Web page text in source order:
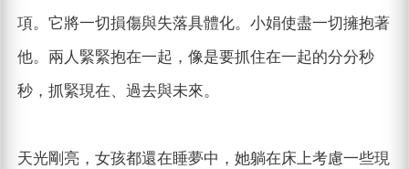
項。它將一切損傷與失落具體化。小娟使盡一切擁抱著
他。兩人緊緊抱在一起，像是要抓住在一起的分分秒
秒，抓緊現在、過去與未來。
天光剛亮，女孩都還在睡夢中，她躺在床上考慮一些現